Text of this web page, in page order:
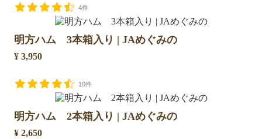
4件
明方ハム 3本箱入り | JAめぐみの
¥ 3,950
10件
明方ハム 2本箱入り | JAめぐみの
¥ 2,650